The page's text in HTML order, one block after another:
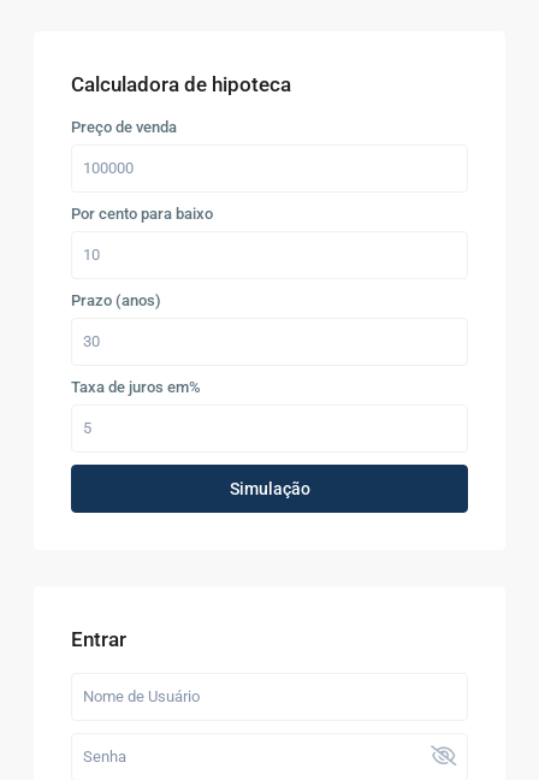
Calculadora de hipoteca
Preço de venda
Por cento para baixo
Prazo (anos)
Taxa de juros em%
Simulação
Entrar